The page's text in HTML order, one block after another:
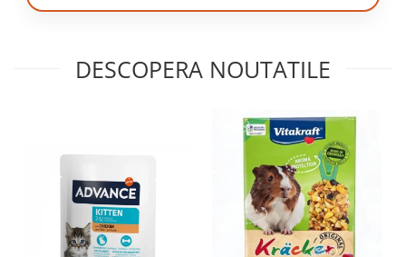
DESCOPERA NOUTATILE